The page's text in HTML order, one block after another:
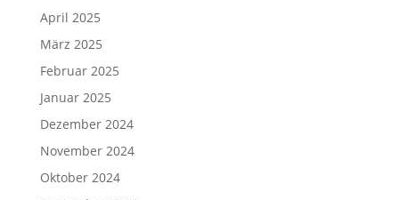
April 2025
März 2025
Februar 2025
Januar 2025
Dezember 2024
November 2024
Oktober 2024